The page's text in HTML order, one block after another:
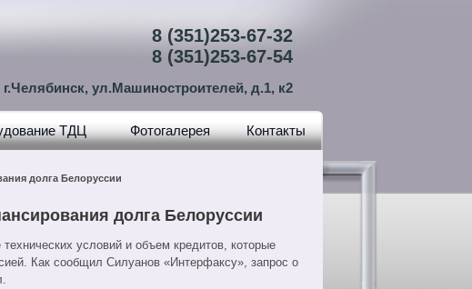
8 (351)253-67-32
8 (351)253-67-54
г.Челябинск, ул.Машиностроителей, д.1, к2
ТДЦ Фотогалерея Контакты
долга Белоруссии
долга Белоруссии
условий и объем кредитов, которые
Как сообщил Силуанов «Интерфаксу», запрос о